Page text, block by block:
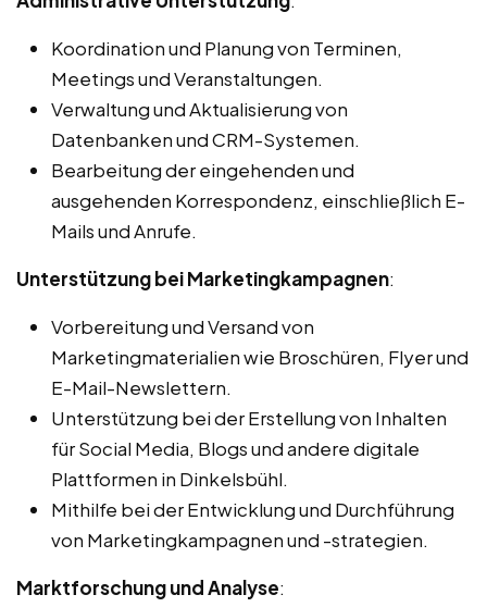
Koordination und Planung von Terminen,
Meetings und Veranstaltungen.
Verwaltung und Aktualisierung von
Datenbanken und CRM-Systemen.
Bearbeitung der eingehenden und
ausgehenden Korrespondenz, einschließlich E-
Mails und Anrufe.
Unterstützung bei Marketingkampagnen:
Vorbereitung und Versand von
Marketingmaterialien wie Broschüren, Flyer und
E-Mail-Newslettern.
Unterstützung bei der Erstellung von Inhalten
für Social Media, Blogs und andere digitale
Plattformen in Dinkelsbühl.
Mithilfe bei der Entwicklung und Durchführung
von Marketingkampagnen und -strategien.
Marktforschung und Analyse: